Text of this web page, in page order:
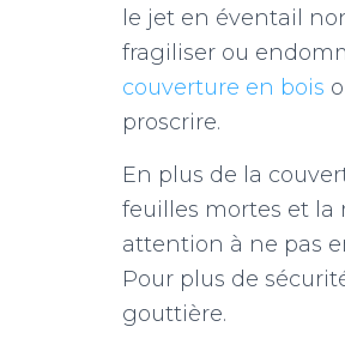
le jet en éventail
fragiliser ou
couverture en bois
proscrire.
En plus de la
feuilles mortes et la
attention à ne pas
Pour plus de
gouttière.